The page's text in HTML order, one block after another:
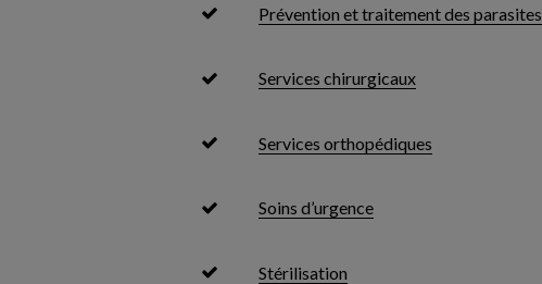
Prévention et traitement des parasites
Services chirurgicaux
Services orthopédiques
Soins d’urgence
Stérilisation